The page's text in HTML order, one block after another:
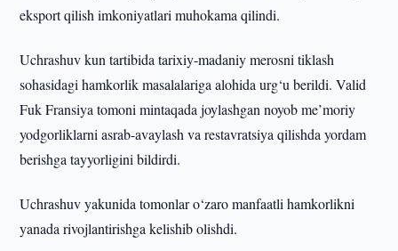
eksport qilish imkoniyatlari muhokama qilindi.
Uchrashuv kun tartibida tarixiy-madaniy merosni tiklash
sohasidagi hamkorlik masalalariga alohida urg‘u berildi. Valid
Fuk Fransiya tomoni mintaqada joylashgan noyob me’moriy
yodgorliklarni asrab-avaylash va restavratsiya qilishda yordam
berishga tayyorligini bildirdi.
Uchrashuv yakunida tomonlar o‘zaro manfaatli hamkorlikni
yanada rivojlantirishga kelishib olishdi.